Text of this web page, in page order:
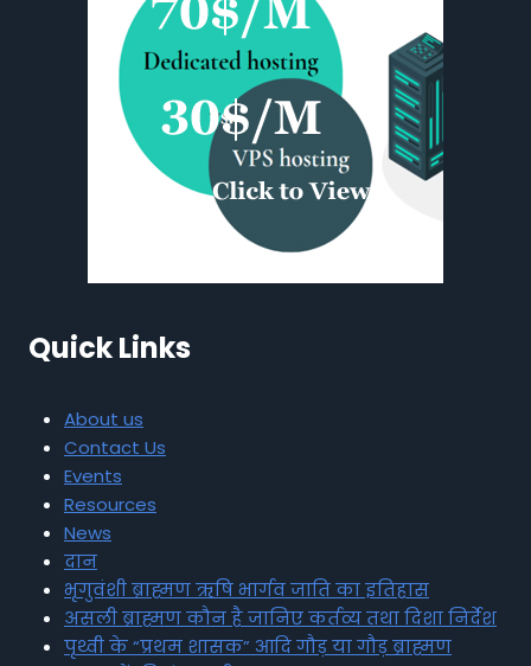
Quick Links
About us
Contact Us
Events
Resources
News
दान
भृगुवंशी ब्राह्मण ऋषि भार्गव जाति का इतिहास
असली ब्राह्मण कौन है जानिए कर्तव्य तथा दिशा निर्देश
पृथ्वी के “प्रथम शासक” आदि गौड़ या गौड़ ब्राह्मण